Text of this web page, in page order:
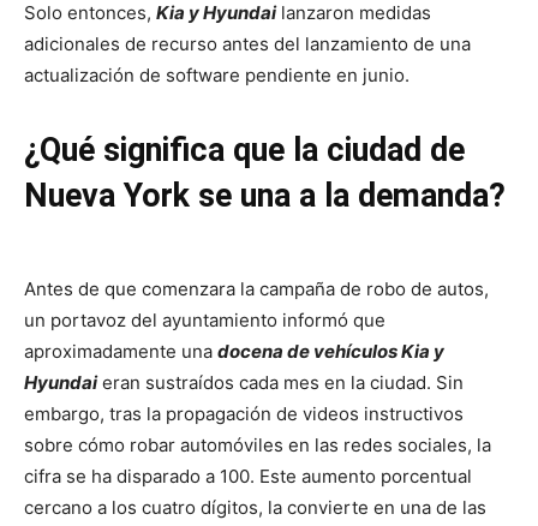
Solo entonces, Kia y Hyundailanzaron medidas
adicionales de recurso antes del lanzamiento de una
actualización de software pendiente en junio.
¿Qué significa que la ciudad de
Nueva York se una a la demanda?
Antes de que comenzara la campaña de robo de autos,
un portavoz del ayuntamiento informó que
aproximadamente una docena de vehículos Kia y
Hyundai eran sustraídos cada mes en la ciudad. Sin
embargo, tras la propagación de videos instructivos
sobre cómo robar automóviles en las redes sociales, la
cifra se ha disparado a 100. Este aumento porcentual
cercano a los cuatro dígitos, la convierte en una de las